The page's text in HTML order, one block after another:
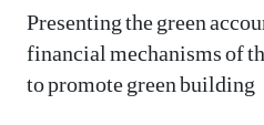
Presenting the green
financial mechanisms of
to promote green building